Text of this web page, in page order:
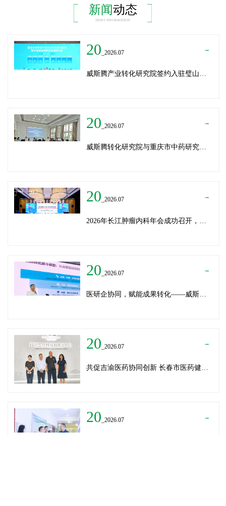
新闻动态
NEWS INFORMATION
20 _2026.07 →
20 _2026.07 →
威斯腾转化研究院与重庆市中药研究院深化战略合作，共筑中医药产学研创新生态
20 _2026.07 →
20 _2026.07 →
20 _2026.07 →
共促吉渝医药协同创新 长春市医药健康局与威斯腾生物走访重庆两江生命科技城
20 _2026.07 →